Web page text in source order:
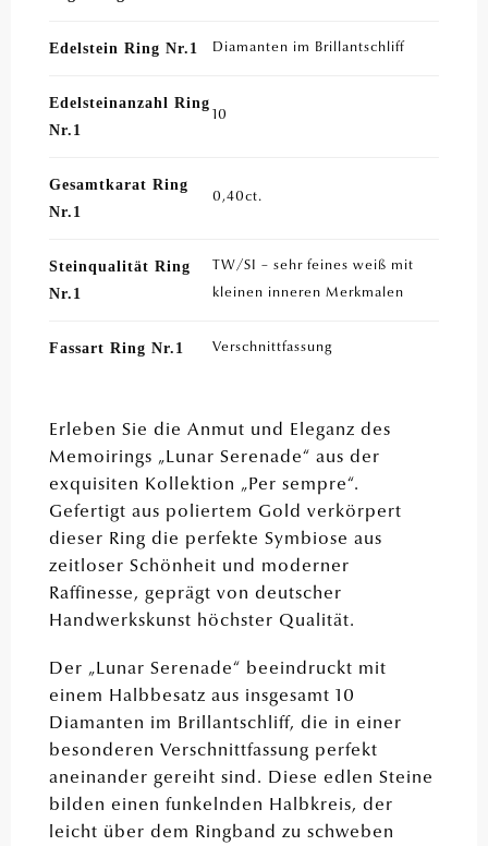
Edelstein Ring Nr.1 Diamanten im Brillantschliff
Edelsteinanzahl Ring
Nr.1
10
Gesamtkarat Ring
Nr.1
0,40ct.
Steinqualität Ring
Nr.1
TW/SI – sehr feines weiß mit
kleinen inneren Merkmalen
Fassart Ring Nr.1 Verschnittfassung
Erleben Sie die Anmut und Eleganz des
Memoirings „Lunar Serenade“ aus der
exquisiten Kollektion „Per sempre“.
Gefertigt aus poliertem Gold verkörpert
dieser Ring die perfekte Symbiose aus
zeitloser Schönheit und moderner
Raffinesse, geprägt von deutscher
Handwerkskunst höchster Qualität.
Der „Lunar Serenade“ beeindruckt mit
einem Halbbesatz aus insgesamt 10
Diamanten im Brillantschliff, die in einer
besonderen Verschnittfassung perfekt
aneinander gereiht sind. Diese edlen Steine
bilden einen funkelnden Halbkreis, der
leicht über dem Ringband zu schweben